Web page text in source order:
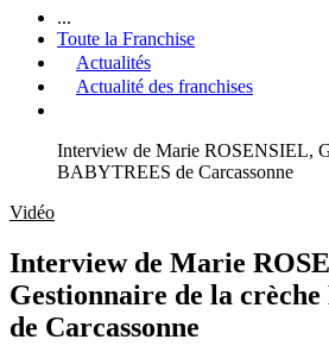
...
Toute la Franchise
Actualités
Actualité des franchises
Interview de Marie ROSENSIEL,
BABYTREES de Carcassonne
Vidéo
Interview de Marie
Gestionnaire de la
de Carcassonne